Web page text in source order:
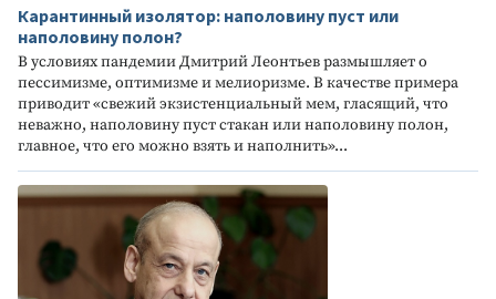
Карантинный изолятор: наполовину пуст или
наполовину полон?
В условиях пандемии Дмитрий Леонтьев размышляет о
пессимизме, оптимизме и мелиоризме. В качестве примера
приводит «свежий экзистенциальный мем, гласящий, что
неважно, наполовину пуст стакан или наполовину полон,
главное, что его можно взять и наполнить»...